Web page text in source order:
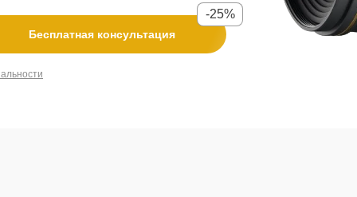
Бесплатная консультация
-25%